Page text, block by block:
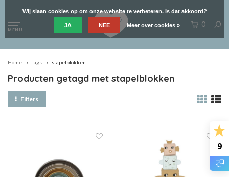
9
MENU
0
Home Tags stapelblokken
Producten getagd met stapelblokken
Filters
Wij slaan cookies op om onze website te verbeteren. Is dat akkoord?
JA NEE Meer over cookies »